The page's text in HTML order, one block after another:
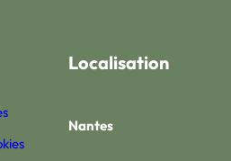
Localisation
Nantes